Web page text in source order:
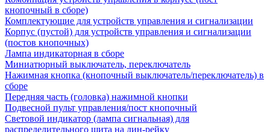
кнопочный в сборе)
Комплектующие для устройств управления и сигнализации
Корпус (пустой) для устройств управления и сигнализации
(постов кнопочных)
Лампа индикаторная в сборе
Миниатюрный выключатель, переключатель
Нажимная кнопка (кнопочный выключатель/переключатель) в
сборе
Передняя часть (головка) нажимной кнопки
Подвесной пульт управления/пост кнопочный
Световой индикатор (лампа сигнальная) для
распределительного щита на дин-рейку